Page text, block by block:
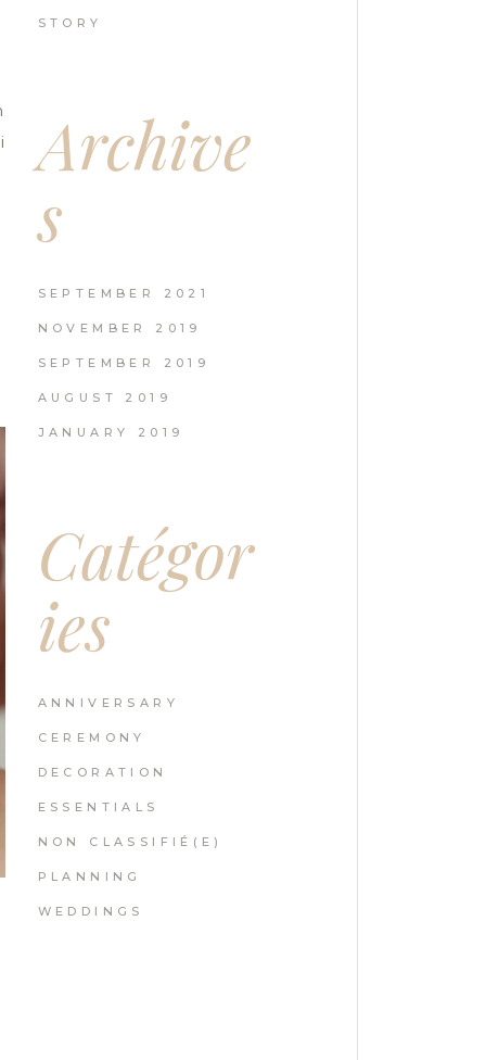
STORY
Archive
s
SEPTEMBER 2021
NOVEMBER 2019
SEPTEMBER 2019
AUGUST 2019
JANUARY 2019
Catégor
ies
ANNIVERSARY
CEREMONY
DECORATION
ESSENTIALS
NON CLASSIFIÉ(E)
PLANNING
WEDDINGS